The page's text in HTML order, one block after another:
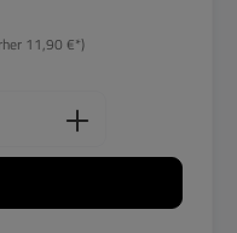
11,90 €*)
Gib den